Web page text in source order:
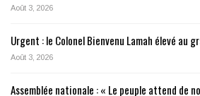
Août 3, 2026
Urgent : le Colonel Bienvenu Lamah élevé au
Août 3, 2026
Assemblée nationale : « Le peuple attend de